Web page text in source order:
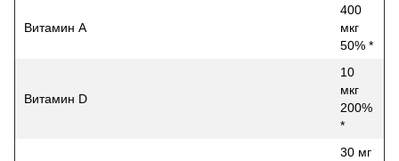
Витамин А
400
мкг
50% *
Витамин D
10
мкг
200%
*
30 мг